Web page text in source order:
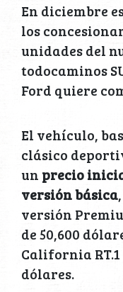
En diciembre
los
unidades del
todocaminos
Ford quiere
El vehículo,
clásico
un precio
versión básica
versión
de 50,600
California
dólares.